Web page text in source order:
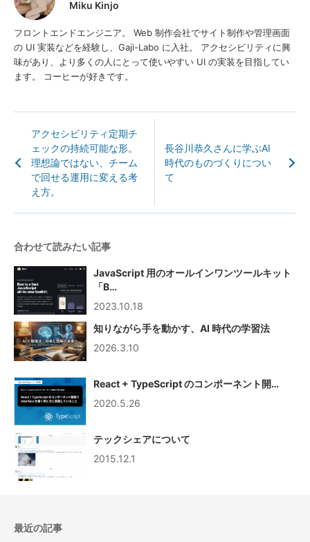
Miku Kinjo
フロントエンドエンジニア。 Web 制作会社でサイト制作や管理画面
の UI 実装などを経験し、Gaji-Labo に入社。 アクセシビリティに興
味があり、より多くの人にとって使いやすい UI の実装を目指してい
ます。 コーヒーが好きです。
アクセシビリティ定期チ
ェックの持続可能な形。
理想論ではない、チーム
で回せる運用に変える考
え方。
長谷川恭久さんに学ぶAI
時代のものづくりについ
て
合わせて読みたい記事
JavaScript 用のオールインワンツールキット
「B…
2023.10.18
知りながら手を動かす、AI 時代の学習法
2026.3.10
React + TypeScript のコンポーネント開…
2020.5.26
テックシェアについて
2015.12.1
最近の記事